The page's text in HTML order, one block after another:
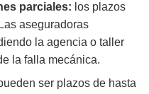
parciales: los plazos
aseguradoras
la agencia o taller
la falla mecánica.
ser plazos de hasta